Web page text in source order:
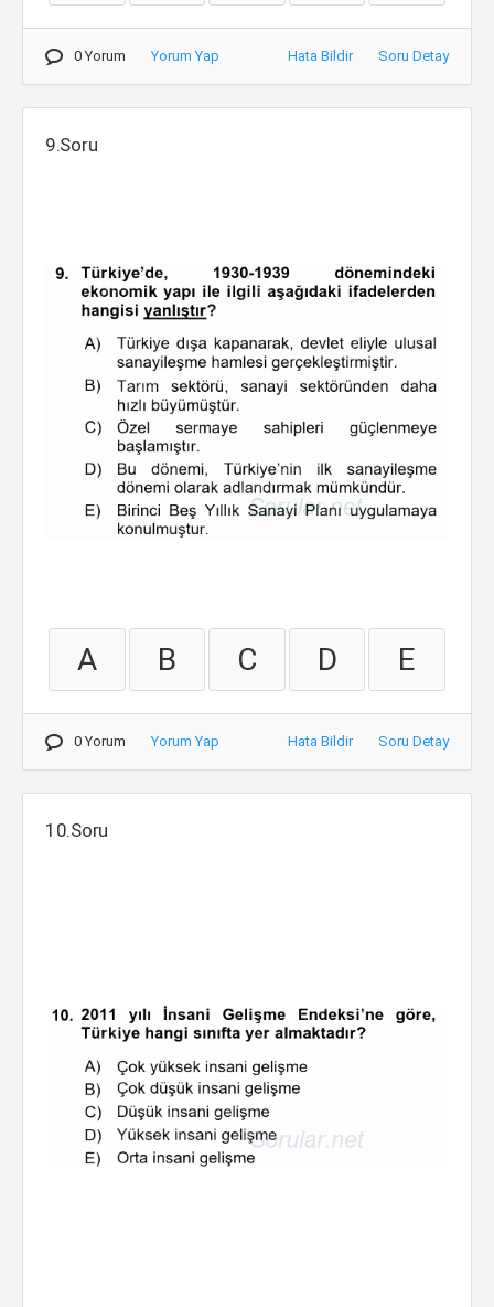
0 Yorum Yorum Yap Hata Bildir Soru Detay
9.Soru
A B C D E
0 Yorum Yorum Yap Hata Bildir Soru Detay
10.Soru